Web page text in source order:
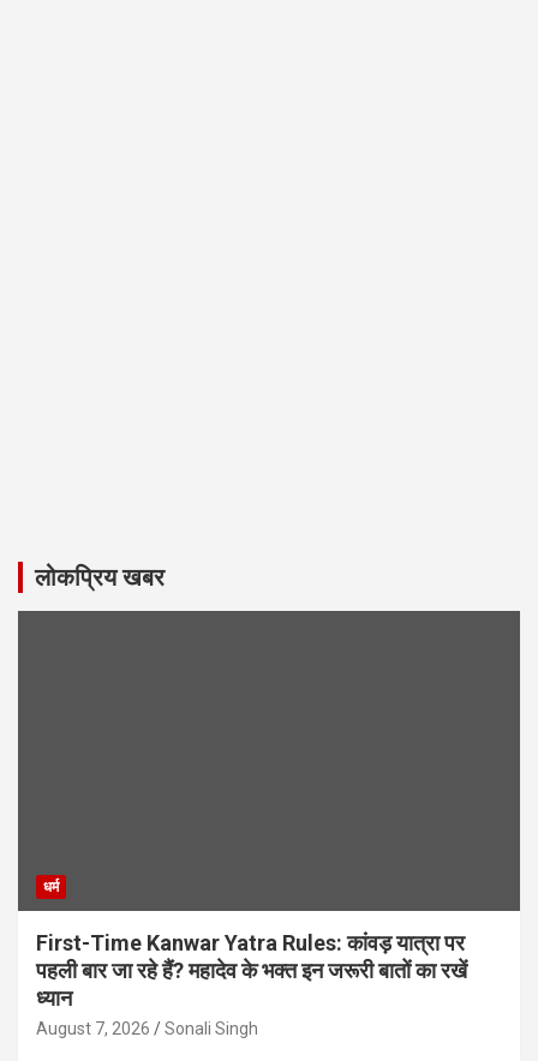
लोकप्रिय खबर
धर्म
First-Time Kanwar Yatra Rules: कांवड़ यात्रा पर
पहली बार जा रहे हैं? महादेव के भक्त इन जरूरी बातों का रखें
ध्यान
August 7, 2026 Sonali Singh